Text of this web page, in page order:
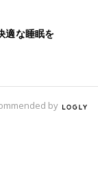
適な睡眠を
by